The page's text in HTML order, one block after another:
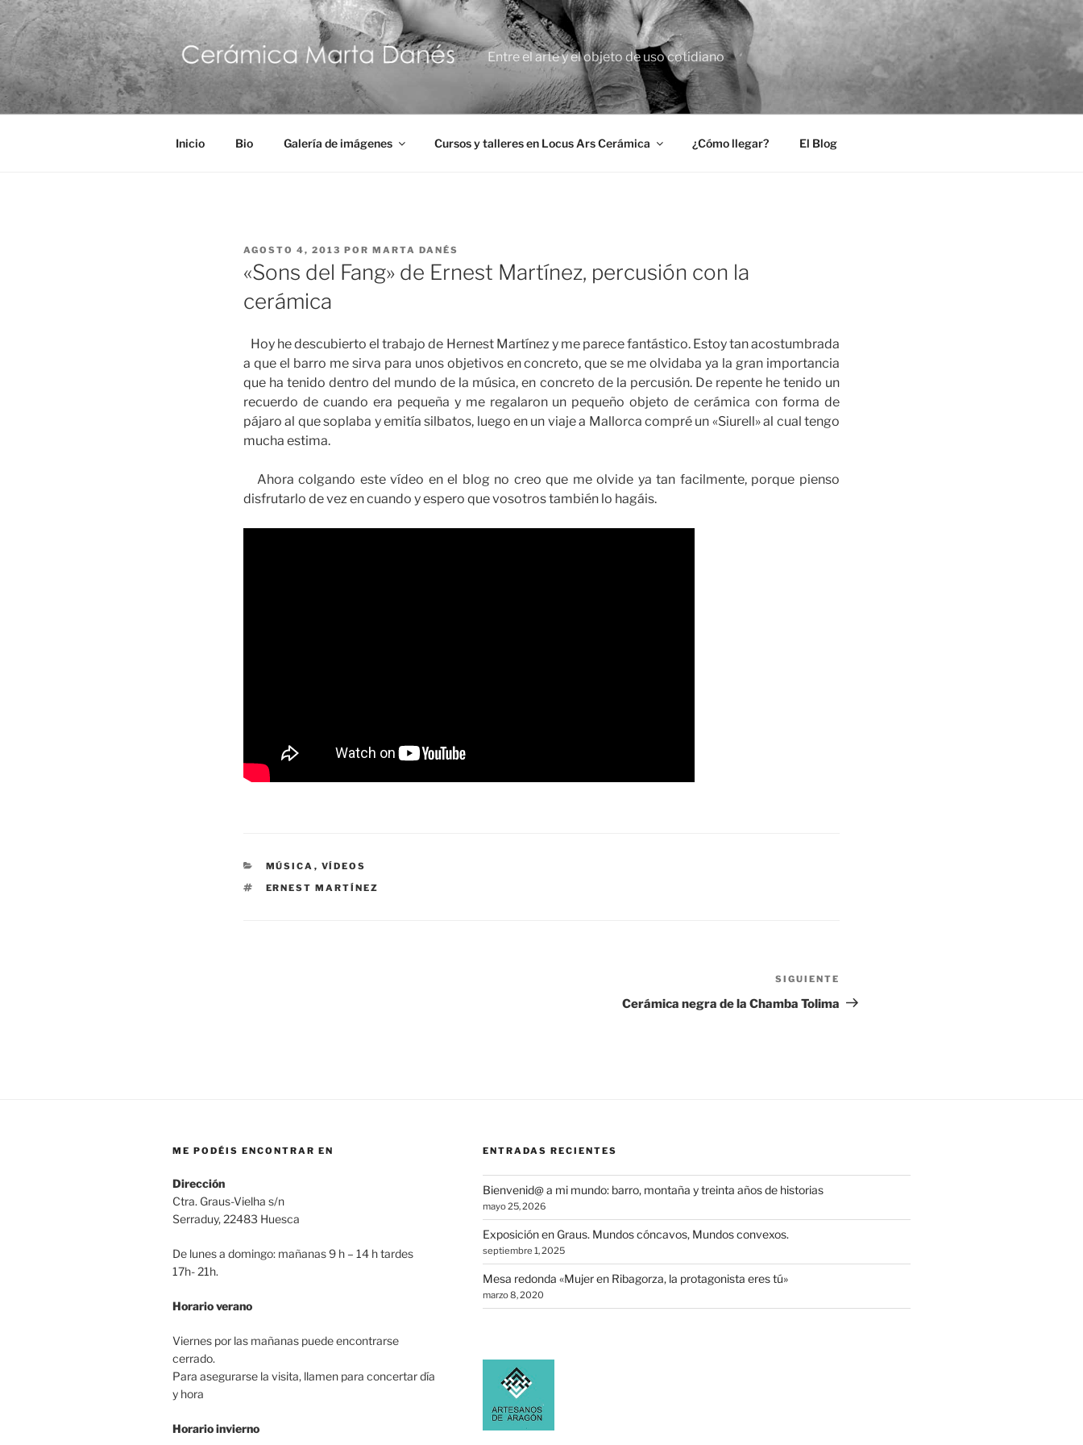
Saltar
al
contenido
Entre el arte y el objeto de uso cotidiano
Inicio Bio Galería de imágenes Cursos y talleres en Locus Ars Cerámica ¿Cómo llegar? El Blog
PUBLICADO
AGOSTO 4, 2013 POR MARTA DANÉS
«Sons del Fang» de Ernest Martínez, percusión con la
cerámica
Hoy he descubierto el trabajo de Hernest Martínez y me parece fantástico. Estoy tan acostumbrada
a que el barro me sirva para unos objetivos en concreto, que se me olvidaba ya la gran importancia
que ha tenido dentro del mundo de la música, en concreto de la percusión. De repente he tenido un
recuerdo de cuando era pequeña y me regalaron un pequeño objeto de cerámica con forma de
pájaro al que soplaba y emitía silbatos, luego en un viaje a Mallorca compré un «Siurell» al cual tengo
mucha estima.
Ahora colgando este vídeo en el blog no creo que me olvide ya tan facilmente, porque pienso
disfrutarlo de vez en cuando y espero que vosotros también lo hagáis.
CATEGORÍAS
MÚSICA , VÍDEOS
ETIQUETAS
ERNEST MARTÍNEZ
entrada
SIGUIENTE
Cerámica negra de la Chamba Tolima
ME PODÉIS ENCONTRAR EN
Dirección
Ctra. Graus-Vielha s/n
Serraduy, 22483 Huesca
De lunes a domingo: mañanas 9 h – 14 h tardes
17h- 21h.
Horario verano
Viernes por las mañanas puede encontrarse
cerrado.
Para asegurarse la visita, llamen para concertar día
y hora
Horario invierno
ENTRADAS RECIENTES
Bienvenid@ a mi mundo: barro, montaña y treinta años de historias
mayo 25, 2026
Exposición en Graus. Mundos cóncavos, Mundos convexos.
septiembre 1, 2025
Mesa redonda «Mujer en Ribagorza, la protagonista eres tú»
marzo 8, 2020